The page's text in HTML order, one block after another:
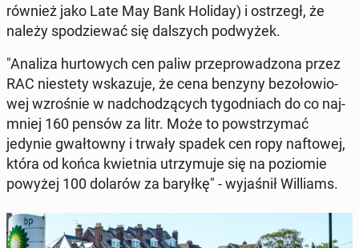
również jako Late May Bank Holiday) i ostrzegł, że
należy spo­dzie­wać się dal­szych pod­wy­żek.
"Analiza hur­to­wych cen paliw prze­pro­wa­dzo­na przez
RAC nie­ste­ty wska­zu­je, że cena benzyny bez­oło­wio­
wej wzro­śnie w nad­cho­dzą­cych ty­go­dniach do co naj­
mniej 160 pensów za litr. Może to po­wstrzy­mać
jedynie gwał­tow­ny i trwały spadek cen ropy naf­to­wej,
która od końca kwiet­nia utrzy­mu­je się na po­zio­mie
powyżej 100 dolarów za baryłkę" - wy­ja­śnił Wil­liams.